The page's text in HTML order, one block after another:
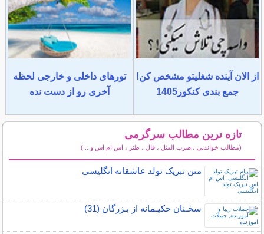
از الان آینده شغلیتو مشخص کن!
جمع بندی کنکور1405
تورهای داخلی و خارجی لحظه
آخری رو از دست نده
تازه ترین مطالب سرگرمی
(مطالب خواندنی ، ضرب المثل ، فال ، طنز ، اس ام اس و ...)
متن تبریک تولد عاشقانه انگلیسی
سخـنان حکیـمانه از بـزرگان (31)